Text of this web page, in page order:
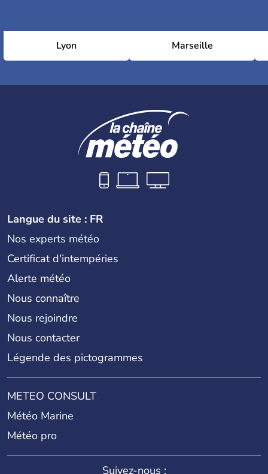
Lyon Marseille
Langue du site : FR
Nos experts météo
Certificat d'intempéries
Alerte météo
Nous connaître
Nous rejoindre
Nous contacter
Légende des pictogrammes
METEO CONSULT
Météo Marine
Météo pro
Suivez-nous :